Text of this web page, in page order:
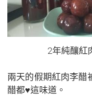
2年純釀紅
兩天的假期紅肉李醋
醋都♥這味道。